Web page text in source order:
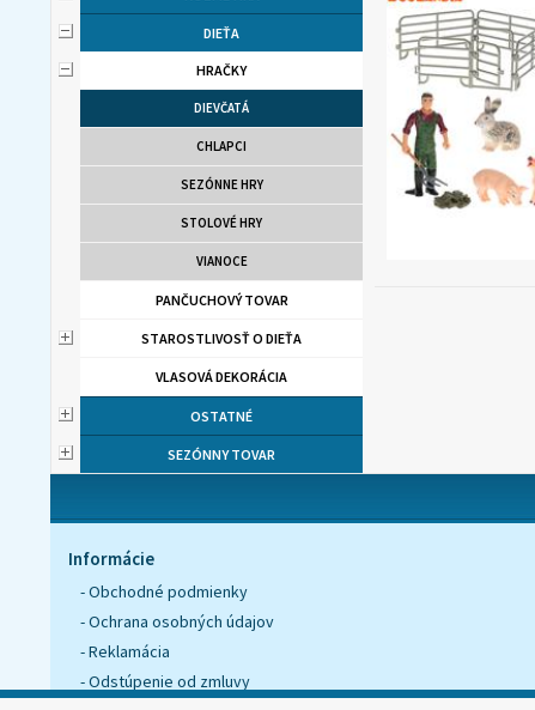
DIEŤA
HRAČKY
DIEVČATÁ
CHLAPCI
SEZÓNNE HRY
STOLOVÉ HRY
VIANOCE
PANČUCHOVÝ TOVAR
STAROSTLIVOSŤ O DIEŤA
VLASOVÁ DEKORÁCIA
OSTATNÉ
SEZÓNNY TOVAR
Informácie
- Obchodné podmienky
- Ochrana osobných údajov
- Reklamácia
- Odstúpenie od zmluvy